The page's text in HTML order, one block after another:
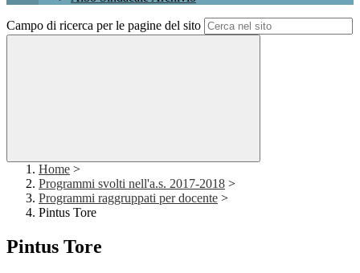
Campo di ricerca per le pagine del sito
Home >
Programmi svolti nell'a.s. 2017-2018 >
Programmi raggruppati per docente >
Pintus Tore
Pintus Tore